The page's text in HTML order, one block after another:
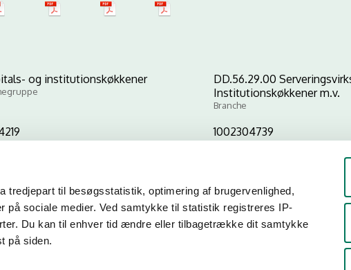
tredjepart til besøgsstatistik, optimering af brugervenlighed,
på sociale medier. Ved samtykke til statistik registreres IP-
Du kan til enhver tid ændre eller tilbagetrække dit samtykke
på siden.
og institutionskøkkener
DD.56.29.00
Institutionskøkkener m.v.
Branche
1002304739
P-nr
link til at indsætte på virksomhedens hjemmeside